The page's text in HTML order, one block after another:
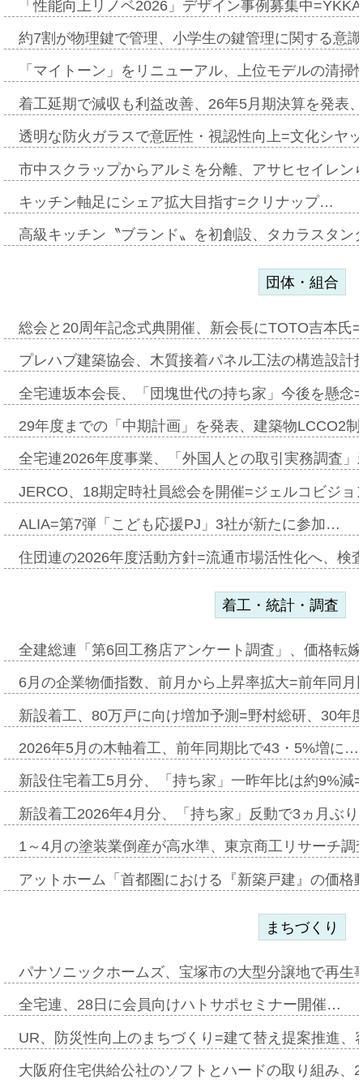
「性能向上リノベ2026」デザイン事例募集中
約7割が物理鍵で管理、小学生の鍵管理に関する意
「マイトーン」をリニューアル、上位モデルの清
着工延期で減収も利益改善、26年5月期決算を発表
透明な防火ガラスで意匠性・視認性向上=文化シヤ
市中スクラップからアルミを分離、アサヒセイレ
キッチン軸足にシェア拡大目指す=クリナップ…
高級キッチン〝ブランド〟を初創設、タカラスタ
団体・組合
総会と20周年記念式典開催、新会長にTOTO吉本氏
プレハブ建築協会、木質接着パネル工法の構造設
全宅連坂本会長、「団塊世代の持ち家」今後を懸
29年度までの「中期計画」を発表、建築物LCCO2
全宅連2026年度事業、「外国人との取引実務調査
JERCO、18期定時社員総会を開催=ジェルコビジ
ALIA=第7弾「こども応援PJ」3社が新たに参加…
住団連の2026年度活動方針=流通市場活性化へ、検
着工・統計・調査
全建総連「第6回工務店アンケート調査」、価格転
6月の企業物価指数、前月から上昇率拡大=前年同
新設着工、80万戸に向け増加予測=野村総研、30年
2026年5月の木軸着工、前年同期比で43・5%増に…
新設住宅着工5月分、「持ち家」一昨年比は約9%
新設着工2026年4月分、「持ち家」反動で3ヵ月ぶ
1～4月の塗装業倒産が高水準、東京商工リサーチ
アットホーム「首都圏における『新築戸建』の価
まちづくり
パナソニックホームズ、宝塚市の大型分譲地で再
全宅連、28日に会員向けハトサポセミナー開催…
UR、防災性向上のまちづくり=建て替え提案推進
大阪府住宅供給公社のソフトとハードの取り組み